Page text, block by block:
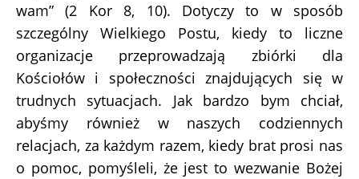
wam” (2 Kor 8, 10). Dotyczy to w sposób
szczególny Wielkiego Postu, kiedy to liczne
organizacje przeprowadzają zbiórki dla
Kościołów i społeczności znajdujących się w
trudnych sytuacjach. Jak bardzo bym chciał,
abyśmy również w naszych codziennych
relacjach, za każdym razem, kiedy brat prosi nas
o pomoc, pomyśleli, że jest to wezwanie Bożej